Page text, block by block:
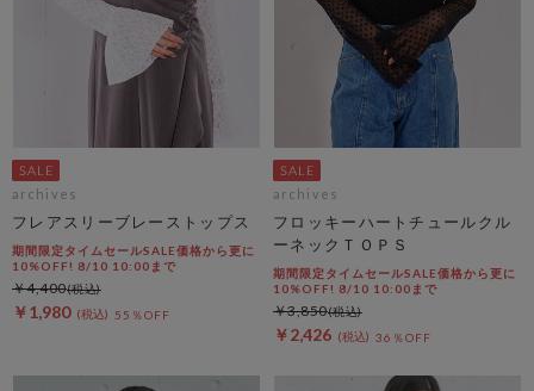
archives
フレアスリーブレーストップス
期間限定タイムセールSALE価格から更に
10%OFF! 8/10 10:00まで
￥1,980 55％OFF
￥4,400
archives
フロッキーハートチュールクル
ーネックＴＯＰＳ
期間限定タイムセールSALE価格から更に
10%OFF! 8/10 10:00まで
￥2,426 36％OFF
￥3,850